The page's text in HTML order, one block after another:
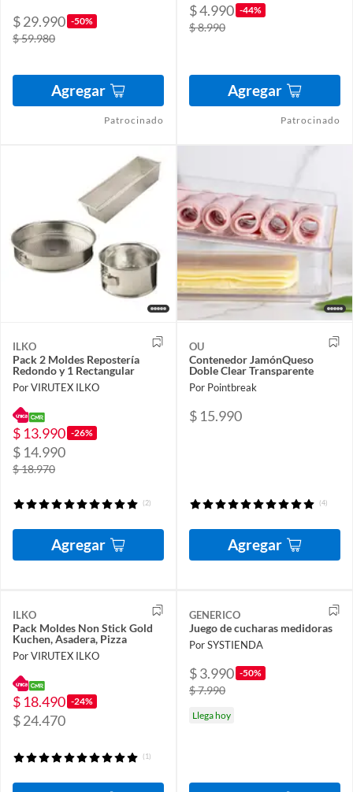
$ 29.990 -50%
$ 59.980
Agregar
Patrocinado
$ 4.990 -44%
$ 8.990
Agregar
Patrocinado
ILKO
Pack 2 Moldes Repostería
Redondo y 1 Rectangular
Por VIRUTEX ILKO
$ 13.990 -26%
$ 14.990
$ 18.970
(2)
Agregar
OU
Contenedor JamónQueso
Doble Clear Transparente
Por Pointbreak
$ 15.990
(4)
Agregar
ILKO
Pack Moldes Non Stick Gold
Kuchen, Asadera, Pizza
Por VIRUTEX ILKO
$ 18.490 -24%
$ 24.470
(1)
GENERICO
Juego de cucharas medidoras
Por SYSTIENDA
$ 3.990 -50%
$ 7.990
Llega hoy